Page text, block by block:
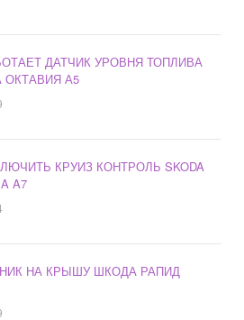
ДАТЧИК УРОВНЯ ТОПЛИВА
А5
КРУИЗ КОНТРОЛЬ SKODA
A7
НА КРЫШУ ШКОДА РАПИД